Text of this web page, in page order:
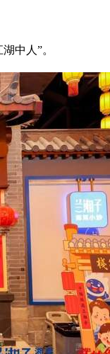
中人”。